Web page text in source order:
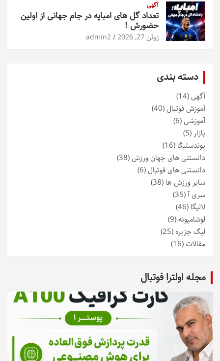
آگهی
تعداد گل های امباپه در جام جهانی از اولین
حضورش !
ژوئن 27, 2026 admin2
دسته بندی
آگهی(14)
آموزش فوتبال(40)
آموزشی(6)
بازار (5)
بوندسلیگا (16)
دانستنی های جهان ورزش(38)
دانستنی های فوتبال(6)
سایر ورزش ها (38)
سری آ(35)
لالیگا (46)
لوشامپونه(9)
لیگ جزیره(25)
مقالات(16)
مجله اولترا فوتبال